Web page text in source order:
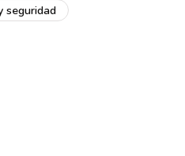
seguridad